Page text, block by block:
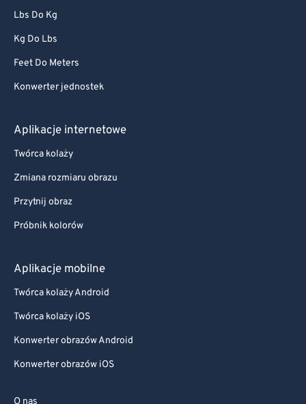
Lbs Do Kg
Kg Do Lbs
Feet Do Meters
Konwerter jednostek
Aplikacje internetowe
Twórca kolaży
Zmiana rozmiaru obrazu
Przytnij obraz
Próbnik kolorów
Aplikacje mobilne
Twórca kolaży Android
Twórca kolaży iOS
Konwerter obrazów Android
Konwerter obrazów iOS
O nas